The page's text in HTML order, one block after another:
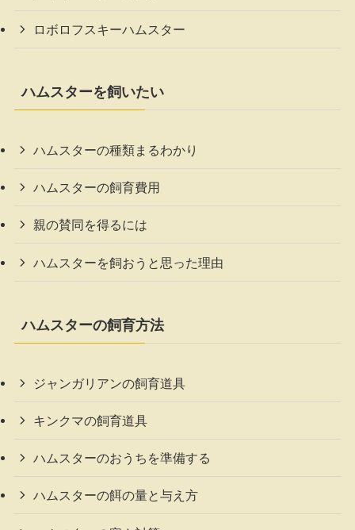
ロボロフスキーハムスター
ハムスターを飼いたい
ハムスターの種類まるわかり
ハムスターの飼育費用
親の賛同を得るには
ハムスターを飼おうと思った理由
ハムスターの飼育方法
ジャンガリアンの飼育道具
キンクマの飼育道具
ハムスターのおうちを準備する
ハムスターの餌の量と与え方